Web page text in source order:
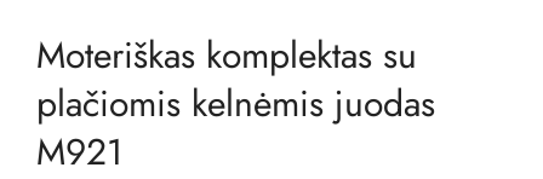
Moteriškas komplektas su
plačiomis kelnėmis juodas
M921